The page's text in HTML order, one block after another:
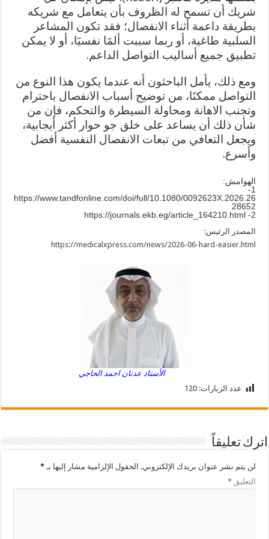
شريك أن تسمح له الظروف بأن يتعامل مع شريكه
بطريقة داعمة أثناء الانفصال؛ فقد تكون المشاعر
السلبية طاغية، أو ربما سببت ألمََا نفسيََا، أو لا يمكن
تطبيق جميع أساليب التواصل الداعم.
ومع ذلك، يأمل الباحثون أنه عندما يكون هذا النوع من
التواصل ممكنََا، من توضيح أسباب الانفصال باحترام
وتجنب الاهانة ومحاولة السيطرة والتحكم، فإن من
شأن ذلك أن يساعد على خلق جو حوار أكثر أيجابية،
ويجعل التعافي من تبعات الانفصال النفسية أفضل
وأسرع.
الهوامش:
1-
https://www.tandfonline.com/doi/full/10.1080/0092623X.2026.26
28652
2- https://journals.ekb.eg/article_164210.html
المصدر الرئيس:
https://medicalxpress.com/news/2026-06-hard-easier.html
الأستاذ عدنان احمد الحاجي
عدد الزيارات: 120
اترك تعليقاً
لن يتم نشر عنوان بريدك الإلكتروني. الحقول الإلزامية مشار إليها بـ*
التعليق*